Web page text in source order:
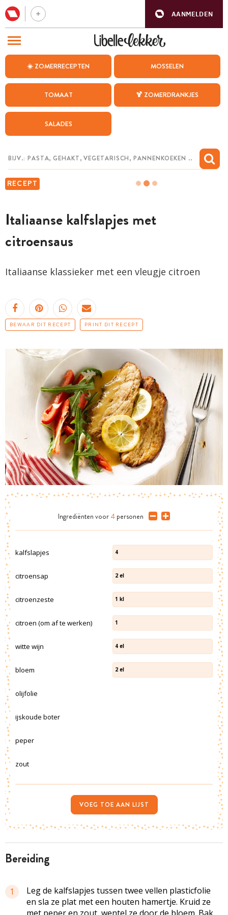
AANMELDEN
☀️ ZOMERRECEPTEN MOSSELEN
TOMAAT 🍹 ZOMERDRANKJES
SALADES
RECEPT
Italiaanse kalfslapjes met
citroensaus
Italiaanse klassieker met een vleugje citroen
BEWAAR DIT RECEPT PRINT DIT RECEPT
bereiding
1
Leg de kalfslapjes tussen twee vellen plasticfolie
en sla ze plat met een houten hamertje. Kruid ze
met peper en zout, wentel ze door de bloem. Bak
Ingrediënten voor 4 personen
kalfslapjes 4
citroensap 2 el
citroenzeste 1 kl
citroen (om af te werken) 1
witte wijn 4 el
bloem 2 el
olijfolie
ijskoude boter
peper
zout
VOEG TOE AAN LIJST
BEZOEK ONZE ANDERE WEBSITES
WEEKMENU
CHAT MET MAIA
MIJN BEWAARDE RECEPTEN